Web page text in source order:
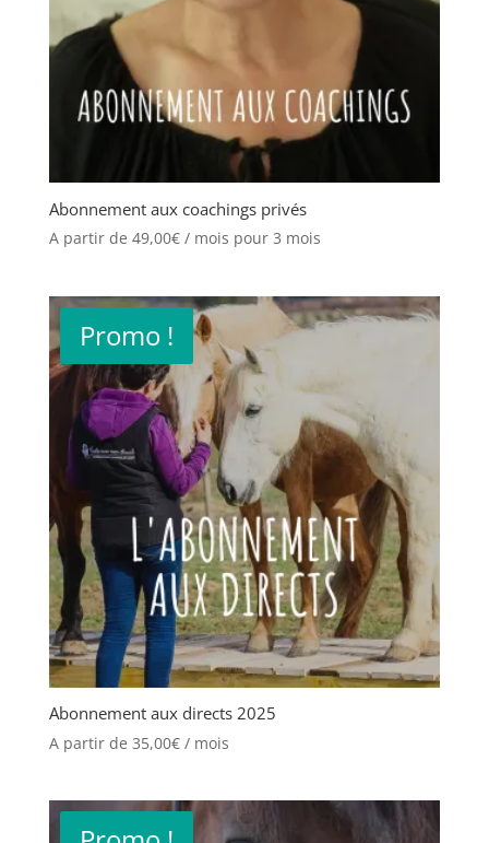
Abonnement aux coachings privés
A partir de 49,00€ / mois pour 3 mois
Promo !
Abonnement aux directs 2025
A partir de 35,00€ / mois